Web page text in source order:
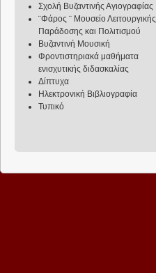
Σχολή Βυζαντινής Αγιογραφίας
¨Φάρος ¨ Μουσείο Λειτουργικής
Παράδοσης και Πολιτισμού
Βυζαντινή Μουσική
Φροντιστηριακά μαθήματα
ενισχυτικής διδασκαλίας
Δίπτυχα
Ηλεκτρονική Βιβλιογραφία
Τυπικό